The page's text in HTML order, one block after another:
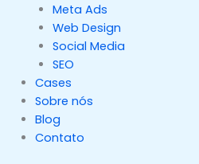
Meta Ads
Web Design
Social Media
SEO
Cases
Sobre nós
Blog
Contato